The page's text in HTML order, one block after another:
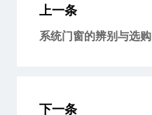
上一条
系统门窗的辨别与选购
下一条